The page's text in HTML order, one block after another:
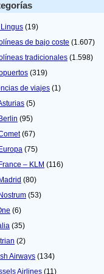
(19)
de bajo coste (1.607)
tradicionales (1.598)
(319)
de viajes (1)
(5)
(95)
(67)
(75)
– KLM (116)
(80)
(53)
(6)
(35)
(2)
Airways (134)
Airlines (11)